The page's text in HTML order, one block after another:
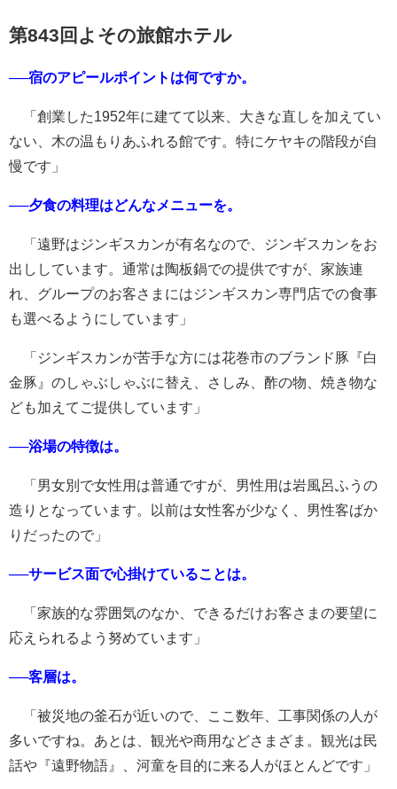
第843回よその旅館ホテル
──宿のアピールポイントは何ですか。
「創業した1952年に建てて以来、大きな直しを加えてい
ない、木の温もりあふれる館です。特にケヤキの階段が自
慢です」
──夕食の料理はどんなメニューを。
「遠野はジンギスカンが有名なので、ジンギスカンをお
出ししています。通常は陶板鍋での提供ですが、家族連
れ、グループのお客さまにはジンギスカン専門店での食事
も選べるようにしています」
「ジンギスカンが苦手な方には花巻市のブランド豚『白
金豚』のしゃぶしゃぶに替え、さしみ、酢の物、焼き物な
ども加えてご提供しています」
──浴場の特徴は。
「男女別で女性用は普通ですが、男性用は岩風呂ふうの
造りとなっています。以前は女性客が少なく、男性客ばか
りだったので」
──サービス面で心掛けていることは。
「家族的な雰囲気のなか、できるだけお客さまの要望に
応えられるよう努めています」
──客層は。
「被災地の釜石が近いので、ここ数年、工事関係の人が
多いですね。あとは、観光や商用などさまざま。観光は民
話や『遠野物語』、河童を目的に来る人がほとんどです」